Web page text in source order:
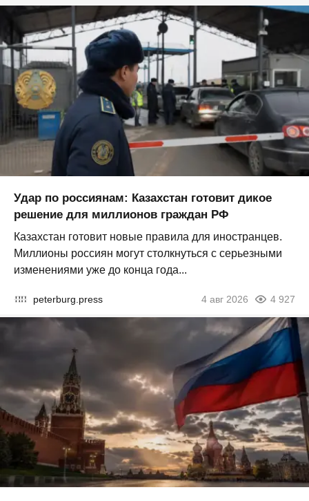
Удар по россиянам: Казахстан готовит дикое
решение для миллионов граждан РФ
Казахстан готовит новые правила для иностранцев.
Миллионы россиян могут столкнуться с серьезными
изменениями уже до конца года...
peterburg.press 4 авг 2026 4 927